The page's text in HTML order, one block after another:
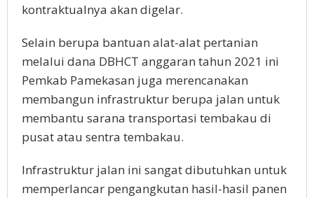
kontraktualnya akan digelar.
Selain berupa bantuan alat-alat pertanian
melalui dana DBHCT anggaran tahun 2021 ini
Pemkab Pamekasan juga merencanakan
membangun infrastruktur berupa jalan untuk
membantu sarana transportasi tembakau di
pusat atau sentra tembakau.
Infrastruktur jalan ini sangat dibutuhkan untuk
memperlancar pengangkutan hasil-hasil panen